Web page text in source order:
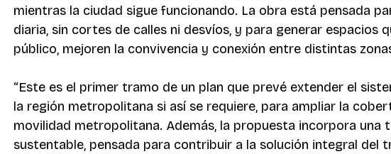
mientras la ciudad sigue funcionando. La obra está pensada
diaria, sin cortes de calles ni desvíos, y para generar espacios
público, mejoren la convivencia y conexión entre distintas
“Este es el primer tramo de un plan que prevé extender el
la región metropolitana si así se requiere, para ampliar la
movilidad metropolitana. Además, la propuesta incorpora una
sustentable, pensada para contribuir a la solución integral del